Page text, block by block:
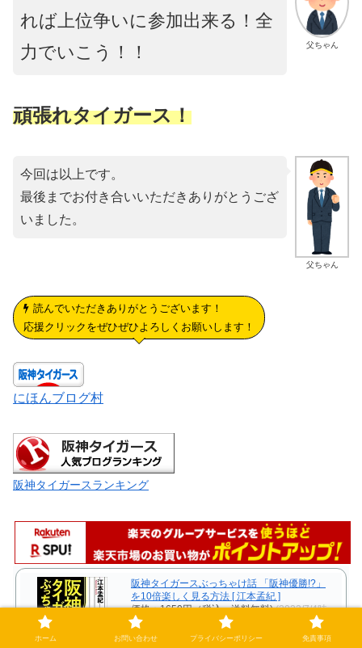
父ちゃん
れば上位争いに参加出来る！全
力でいこう！！
頑張れタイガース！
父ちゃん
今回は以上です。
最後までお付き合いいただきありがとうござ
いました。
読んでいただきありがとうございます！
応援クリックをぜひぜひよろしくお願いします！
にほんブログ村
阪神タイガースランキング
阪神タイガースぶっちゃけ話 「阪神優勝!?」
を10倍楽しく見る方法 [ 江本孟紀 ]
価格：1650円（税込、送料無料) (2022/7/4時
点)
ホーム お問い合わせ プライバシーポリシー 免責事項